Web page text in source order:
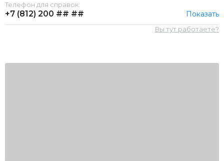
Телефон для справок:
+7 (812) 200 ## ## Показать
Вы тут работаете?